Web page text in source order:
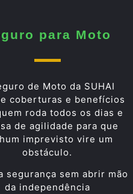
para Moto
de Moto da SUHAI
coberturas e benefícios
roda todos os dias e
de agilidade para que
imprevisto vire um
obstáculo.
segurança sem abrir mão
da independência